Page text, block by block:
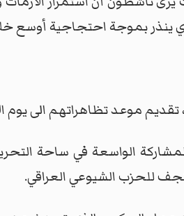
ينذر بموجة احتجاجية أوسع
تظاهراتهم الى يوم الاثنين
الواسعة في ساحة
للحزب الشيوعي العراقي.